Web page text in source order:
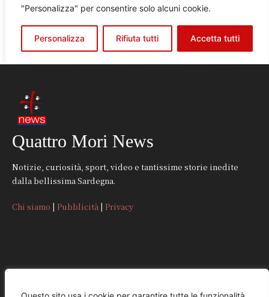
Quattro Mori News
Notizie, curiosità, sport, video e tantissime storie inedite
dalla bellissima Sardegna.
Chi siamo | Pubblicità | Privacy
CONTATTI